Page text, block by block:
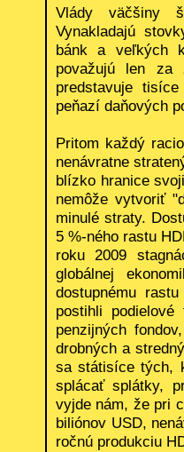
Vlády väčšiny
Vynakladajú
bánk a veľkých
považujú len za
predstavuje
peňazí daňových
Pritom každý
nenávratne
blízko hranice
nemôže vytvoriť
minulé straty.
5 %-ného rastu
roku 2009
globálnej
dostupnému
postihli
penzijných
drobných a
sa státisíce tých,
splácať splátky,
vyjde nám, že pri
biliónov USD,
ročnú produkciu